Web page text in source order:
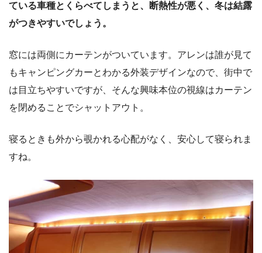
ている車種とくらべてしまうと、断熱性が悪く、冬は結露
がつきやすいでしょう。
窓には両側にカーテンがついています。アレンは誰が見て
もキャンピングカーとわかる外装デザインなので、街中で
は目立ちやすいですが、そんな興味本位の視線はカーテン
を閉めることでシャットアウト。
寝るときも外から覗かれる心配がなく、安心して寝られま
すね。